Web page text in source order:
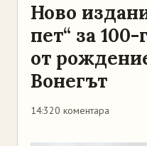
Ново
пет“ за
от
Вонегът
14:320 коментара